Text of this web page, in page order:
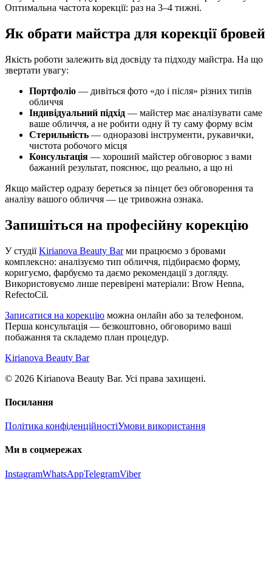
Оптимальна частота корекції: раз на 3–4 тижні.
Як обрати майстра для корекції бровей
Якість роботи залежить від досвіду та підходу майстра. На що
звертати увагу:
Портфоліо — дивіться фото «до і після» різних типів
обличчя
Індивідуальний підхід — майстер має аналізувати саме
ваше обличчя, а не робити одну й ту саму форму всім
Стерильність — одноразові інструменти, рукавички,
чистота робочого місця
Консультація — хороший майстер обговорює з вами
бажаний результат, пояснює, що реально, а що ні
Якщо майстер одразу береться за пінцет без обговорення та
аналізу вашого обличчя — це тривожна ознака.
Запишіться на професійну корекцію
У студіїKirianova Beauty Barми працюємо з бровами
комплексно: аналізуємо тип обличчя, підбираємо форму,
коригуємо, фарбуємо та даємо рекомендації з догляду.
Використовуємо лише перевірені матеріали: Brow Henna,
RefectoCil.
Записатися на корекцію можна онлайн або за телефоном.
Перша консультація — безкоштовно, обговоримо ваші
побажання та складемо план процедур.
Kirianova Beauty Bar
© 2026 Kirianova Beauty Bar. Усі права захищені.
Посилання
Політика конфіденційностіУмови використання
Ми в соцмережах
InstagramWhatsAppTelegramViber